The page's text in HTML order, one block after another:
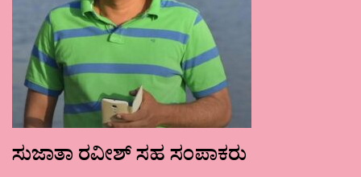
ಸುಜಾತಾ ರವೀಶ್ ಸಹ ಸಂಪಾಕರು